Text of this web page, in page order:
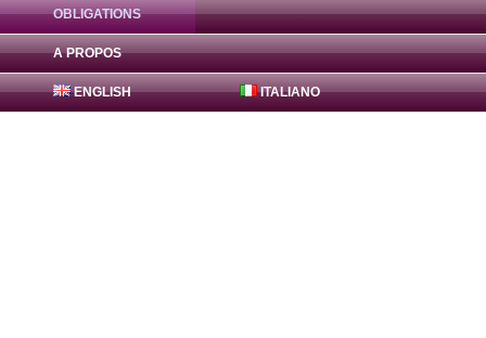
OBLIGATIONS
A PROPOS
ENGLISH ITALIANO
Obligation Canadian Imperial Bank 0% (